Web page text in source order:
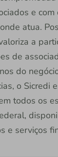
e
atua.
a
de
do
o Sicredi
todos os
e serviços